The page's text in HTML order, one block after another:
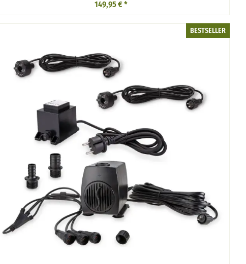
149,95 € *
BESTSELLER